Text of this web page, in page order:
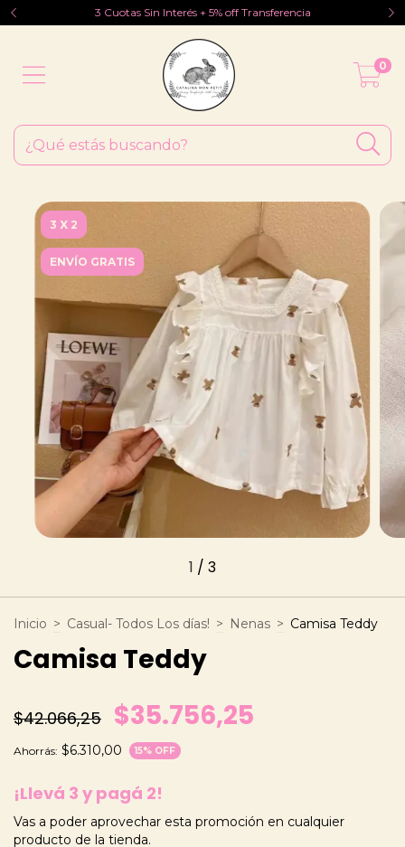
3 Cuotas Sin Interés + 5% off Transferencia
0
3 X 2
ENVÍO GRATIS
1 / 3
Inicio > Casual- Todos Los días! > Nenas > Camisa Teddy
Camisa Teddy
$42.066,25 $35.756,25
Ahorrás: $6.310,00 15% OFF
¡Llevá 3 y pagá 2!
Vas a poder aprovechar esta promoción en cualquier
producto de la tienda.